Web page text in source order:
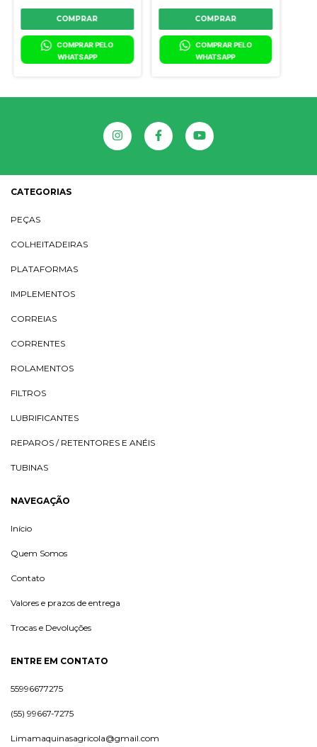
COMPRAR PELO
WHATSAPP
COMPRAR PELO
WHATSAPP
CATEGORIAS
PEÇAS
COLHEITADEIRAS
PLATAFORMAS
IMPLEMENTOS
CORREIAS
CORRENTES
ROLAMENTOS
FILTROS
LUBRIFICANTES
REPAROS / RETENTORES E ANÉIS
TUBINAS
NAVEGAÇÃO
Início
Quem Somos
Contato
Valores e prazos de entrega
Trocas e Devoluções
ENTRE EM CONTATO
55996677275
(55) 99667-7275
Limamaquinasagricola@gmail.com